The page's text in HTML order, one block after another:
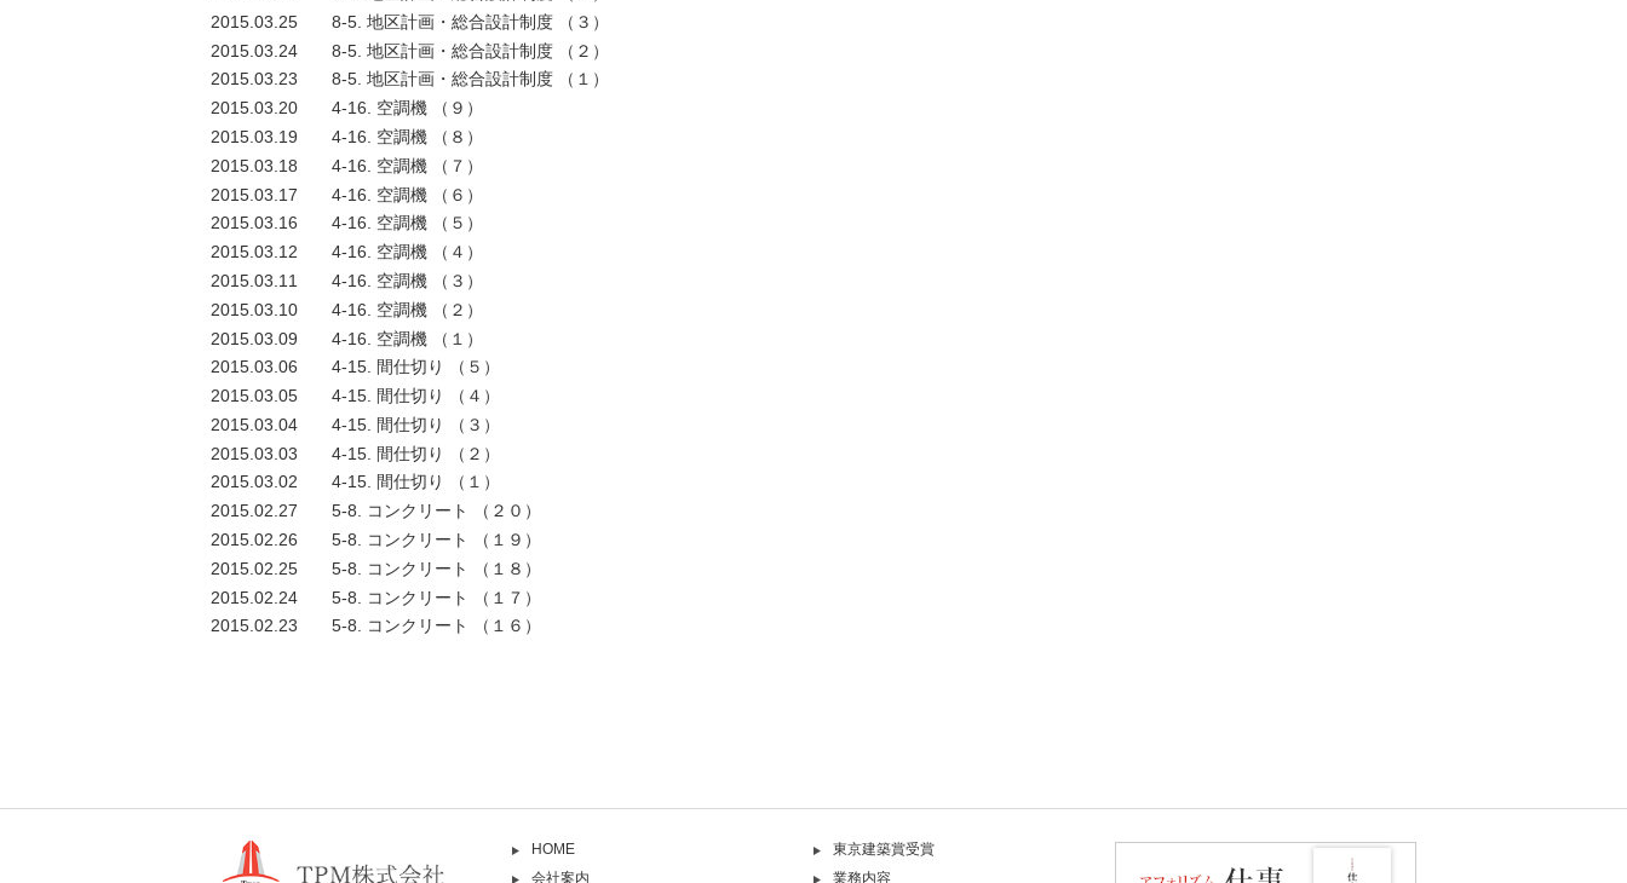
2015.03.25
8-5. 地区計画・総合設計制度 （３）
2015.03.24
8-5. 地区計画・総合設計制度 （２）
2015.03.23
8-5. 地区計画・総合設計制度 （１）
2015.03.20
4-16. 空調機 （９）
2015.03.19
4-16. 空調機 （８）
2015.03.18
4-16. 空調機 （７）
2015.03.17
4-16. 空調機 （６）
2015.03.16
4-16. 空調機 （５）
2015.03.12
4-16. 空調機 （４）
2015.03.11
4-16. 空調機 （３）
2015.03.10
4-16. 空調機 （２）
2015.03.09
4-16. 空調機 （１）
2015.03.06
4-15. 間仕切り （５）
2015.03.05
4-15. 間仕切り （４）
2015.03.04
4-15. 間仕切り （３）
2015.03.03
4-15. 間仕切り （２）
2015.03.02
4-15. 間仕切り （１）
2015.02.27
5-8. コンクリート （２０）
2015.02.26
5-8. コンクリート （１９）
2015.02.25
5-8. コンクリート （１８）
2015.02.24
5-8. コンクリート （１７）
2015.02.23
5-8. コンクリート （１６）
HOME
会社案内
東京建築賞受賞
業務内容